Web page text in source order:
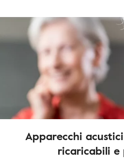
Apparecchi
ricaricabili